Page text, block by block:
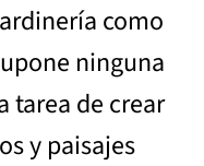
como
ninguna
tarea de crear
y paisajes